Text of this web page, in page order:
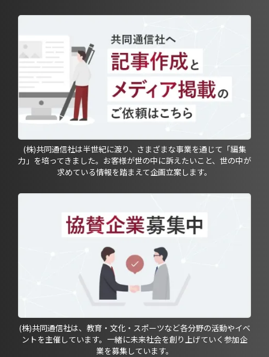
(株)共同通信社は半世紀に渡り、さまざまな事業を通じて「編集
力」を培ってきました。お客様が世の中に訴えたいこと、世の中が
求めている情報を踏まえて企画立案します。
(株)共同通信社は、教育・文化・スポーツなど各分野の活動やイベ
ントを主催しています。一緒に未来社会を創り上げていく参加企
業を募集しています。